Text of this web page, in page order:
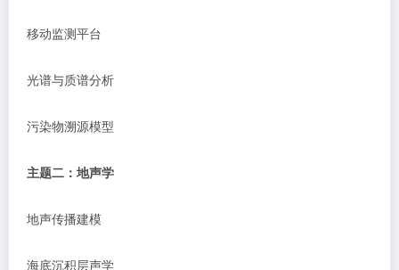
移动监测平台
光谱与质谱分析
污染物溯源模型
主题二：地声学
地声传播建模
海底沉积层声学